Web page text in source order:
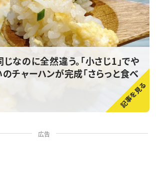
なのに全然違う。「小さじ1」でや
チャーハンが完成「さらっと食べ
広告